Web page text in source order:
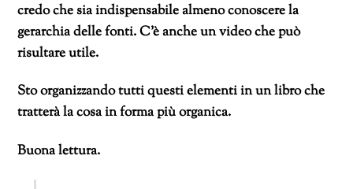
credo che sia indispensabile almeno conoscere la
gerarchia delle fonti. C’è anche un video che può
risultare utile.
Sto organizzando tutti questi elementi in un libro che
tratterà la cosa in forma più organica.
Buona lettura.